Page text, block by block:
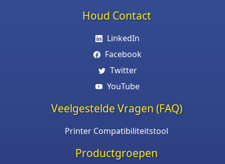
Houd Contact
LinkedIn
Facebook
Twitter
YouTube
Veelgestelde Vragen (FAQ)
Printer Compatibiliteitstool
Productgroepen